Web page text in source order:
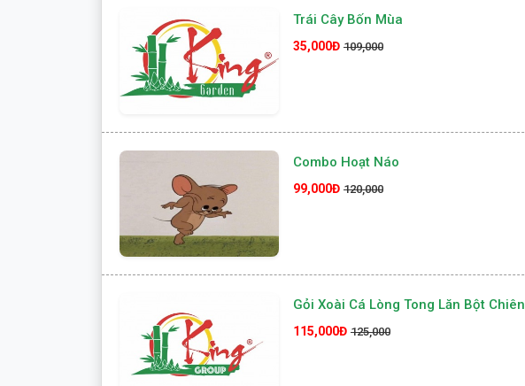
Trái Cây Bốn Mùa
35,000Đ 109,000
Combo Hoạt Náo
99,000Đ 120,000
Gỏi Xoài Cá Lòng Tong Lăn Bột Chiên
115,000Đ 125,000